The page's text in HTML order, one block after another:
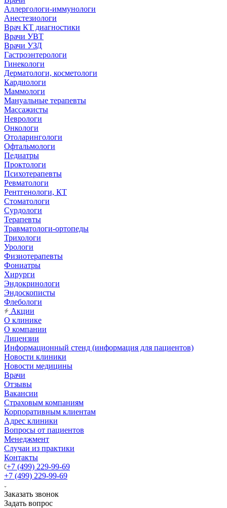
Аллергологи-иммунологи
Анестезиологи
Врач КТ диагностики
Врачи УВТ
Врачи УЗД
Гастроэнтерологи
Гинекологи
Дерматологи, косметологи
Кардиологи
Маммологи
Мануальные терапевты
Массажисты
Неврологи
Онкологи
Отоларингологи
Офтальмологи
Педиатры
Проктологи
Психотерапевты
Ревматологи
Рентгенологи, КТ
Стоматологи
Сурдологи
Терапевты
Травматологи-ортопеды
Трихологи
Урологи
Физиотерапевты
Фониатры
Хирурги
Эндокринологи
Эндоскописты
Флебологи
Акции
О клинике
О компании
Лицензии
Информационный стенд (информация для пациентов)
Новости клиники
Новости медицины
Врачи
Отзывы
Вакансии
Страховым компаниям
Корпоративным клиентам
Адрес клиники
Вопросы от пациентов
Менеджмент
Случаи из практики
Контакты
+7 (499) 229-99-69
+7 (499) 229-99-69
Заказать звонок
Задать вопрос